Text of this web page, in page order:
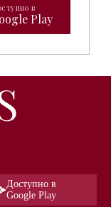
в
Play
Доступно в
Google Play